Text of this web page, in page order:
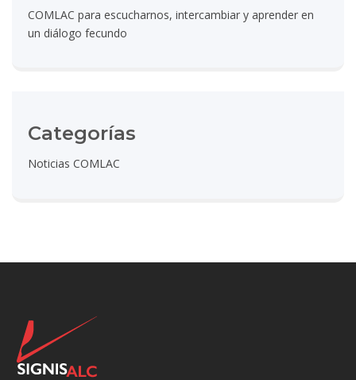
COMLAC para escucharnos, intercambiar y aprender en
un diálogo fecundo
Categorías
Noticias COMLAC